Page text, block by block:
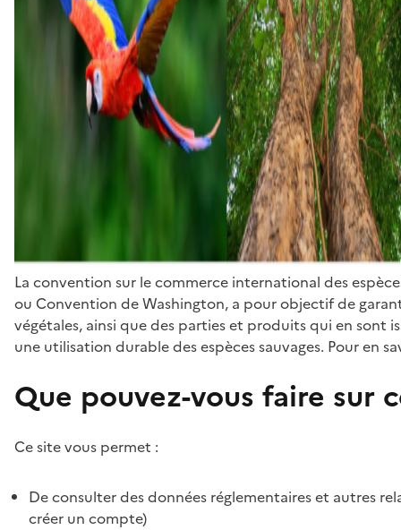
La convention sur le commerce international des
ou Convention de Washington, a pour objectif de
végétales, ainsi que des parties et produits qui en sont
une utilisation durable des espèces sauvages. Pour en
Que pouvez-vous faire sur
Ce site vous permet :
De consulter des données réglementaires et autres
créer un compte)